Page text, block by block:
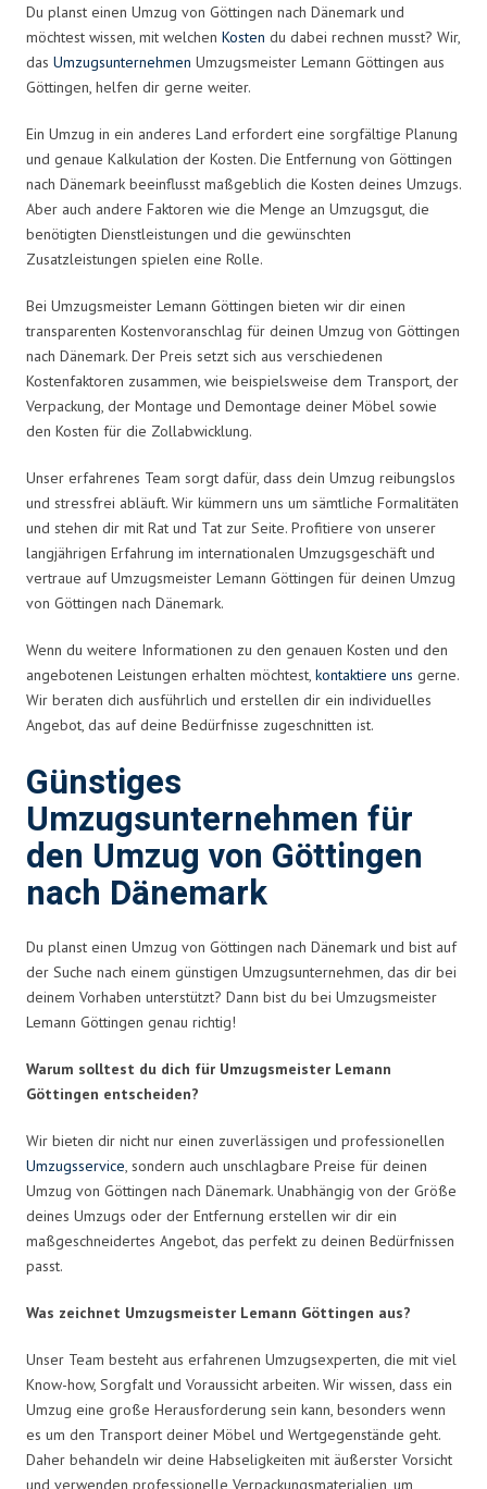
Du planst einen Umzug von Göttingen nach Dänemark und
möchtest wissen, mit welchen Kosten du dabei rechnen musst? Wir,
das Umzugsunternehmen Umzugsmeister Lemann Göttingen aus
Göttingen, helfen dir gerne weiter.
Ein Umzug in ein anderes Land erfordert eine sorgfältige Planung
und genaue Kalkulation der Kosten. Die Entfernung von Göttingen
nach Dänemark beeinflusst maßgeblich die Kosten deines Umzugs.
Aber auch andere Faktoren wie die Menge an Umzugsgut, die
benötigten Dienstleistungen und die gewünschten
Zusatzleistungen spielen eine Rolle.
Bei Umzugsmeister Lemann Göttingen bieten wir dir einen
transparenten Kostenvoranschlag für deinen Umzug von Göttingen
nach Dänemark. Der Preis setzt sich aus verschiedenen
Kostenfaktoren zusammen, wie beispielsweise dem Transport, der
Verpackung, der Montage und Demontage deiner Möbel sowie
den Kosten für die Zollabwicklung.
Unser erfahrenes Team sorgt dafür, dass dein Umzug reibungslos
und stressfrei abläuft. Wir kümmern uns um sämtliche Formalitäten
und stehen dir mit Rat und Tat zur Seite. Profitiere von unserer
langjährigen Erfahrung im internationalen Umzugsgeschäft und
vertraue auf Umzugsmeister Lemann Göttingen für deinen Umzug
von Göttingen nach Dänemark.
Wenn du weitere Informationen zu den genauen Kosten und den
angebotenen Leistungen erhalten möchtest, kontaktiere uns gerne.
Wir beraten dich ausführlich und erstellen dir ein individuelles
Angebot, das auf deine Bedürfnisse zugeschnitten ist.
Günstiges
Umzugsunternehmen für
den Umzug von Göttingen
nach Dänemark
Du planst einen Umzug von Göttingen nach Dänemark und bist auf
der Suche nach einem günstigen Umzugsunternehmen, das dir bei
deinem Vorhaben unterstützt? Dann bist du bei Umzugsmeister
Lemann Göttingen genau richtig!
Warum solltest du dich für Umzugsmeister Lemann
Göttingen entscheiden?
Wir bieten dir nicht nur einen zuverlässigen und professionellen
Umzugsservice, sondern auch unschlagbare Preise für deinen
Umzug von Göttingen nach Dänemark. Unabhängig von der Größe
deines Umzugs oder der Entfernung erstellen wir dir ein
maßgeschneidertes Angebot, das perfekt zu deinen Bedürfnissen
passt.
Was zeichnet Umzugsmeister Lemann Göttingen aus?
Unser Team besteht aus erfahrenen Umzugsexperten, die mit viel
Know-how, Sorgfalt und Voraussicht arbeiten. Wir wissen, dass ein
Umzug eine große Herausforderung sein kann, besonders wenn
es um den Transport deiner Möbel und Wertgegenstände geht.
Daher behandeln wir deine Habseligkeiten mit äußerster Vorsicht
und verwenden professionelle Verpackungsmaterialien, um